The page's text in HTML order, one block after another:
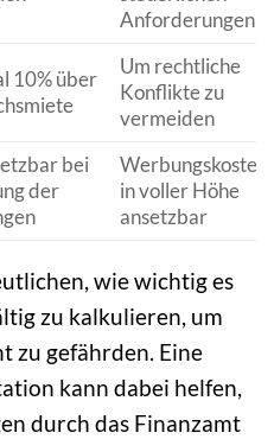
Anforderungen
10% über
Um rechtliche
Konflikte zu
vermeiden
bei
der
Werbungskosten
in voller Höhe
ansetzbar
wie wichtig es
zu kalkulieren, um
zu gefährden. Eine
kann dabei helfen,
durch das Finanzamt